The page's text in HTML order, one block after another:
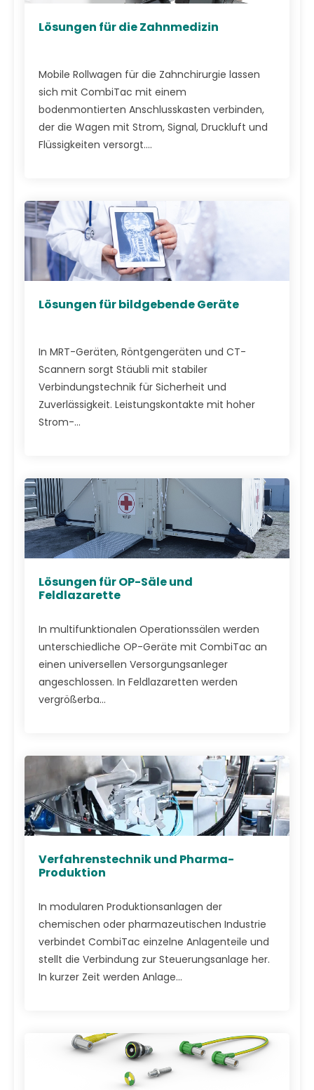
Lösungen für die Zahnmedizin
Mobile Rollwagen für die Zahnchirurgie lassen
sich mit CombiTac mit einem
bodenmontierten Anschlusskasten verbinden,
der die Wagen mit Strom, Signal, Druckluft und
Flüssigkeiten versorgt....
Lösungen für bildgebende Geräte
In MRT-Geräten, Röntgengeräten und CT-
Scannern sorgt Stäubli mit stabiler
Verbindungstechnik für Sicherheit und
Zuverlässigkeit. Leistungskontakte mit hoher
Strom-...
Lösungen für OP-Säle und
Feldlazarette
In multifunktionalen Operationssälen werden
unterschiedliche OP-Geräte mit CombiTac an
einen universellen Versorgungsanleger
angeschlossen. In Feldlazaretten werden
vergrößerba...
Verfahrenstechnik und Pharma-
Produktion
In modularen Produktionsanlagen der
chemischen oder pharmazeutischen Industrie
verbindet CombiTac einzelne Anlagenteile und
stellt die Verbindung zur Steuerungsanlage her.
In kurzer Zeit werden Anlage...